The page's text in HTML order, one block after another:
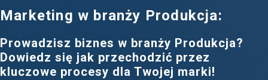
Marketing w branży Produkcja:
Prowadzisz biznes w branży Produkcja?
Dowiedz się jak przechodzić przez
kluczowe procesy dla Twojej marki!